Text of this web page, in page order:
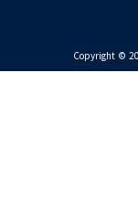
Copyright ©